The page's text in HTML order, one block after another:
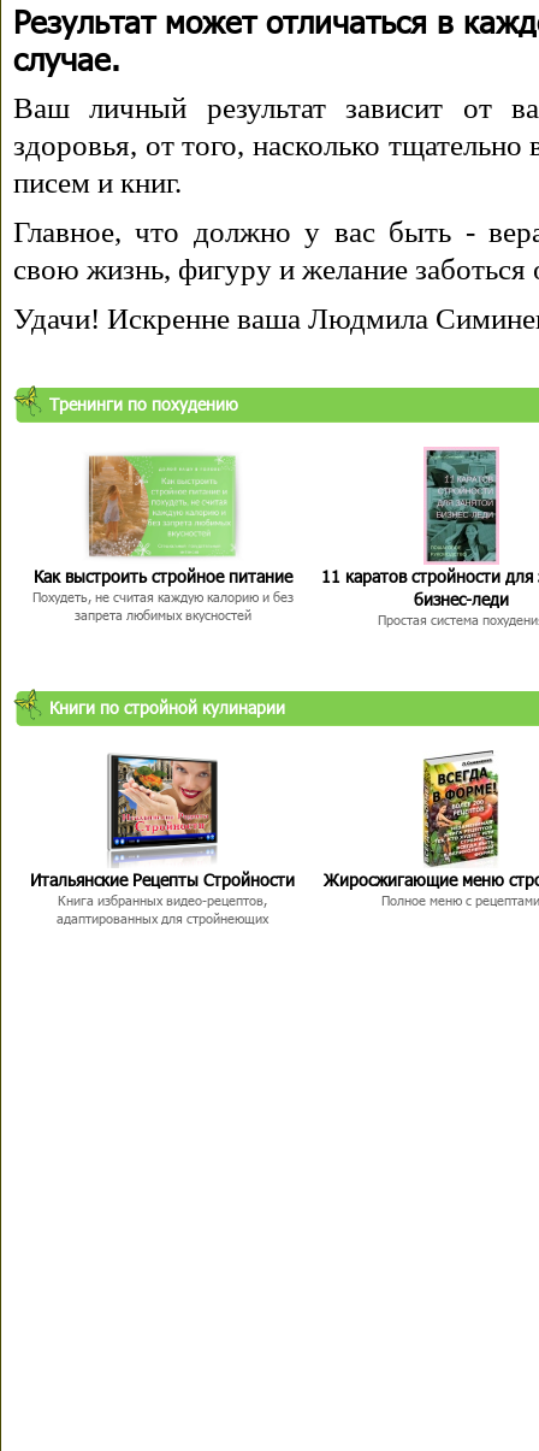
Результат может отличаться в
случае.
Ваш личный результат зависит от
здоровья, от того, насколько
писем и книг.
Главное, что должно у вас быть -
свою жизнь, фигуру и желание заботься
Удачи! Искренне ваша Людмила
Тренинги по похудению
Как выстроить стройное питание
Похудеть, не считая каждую калорию и без
запрета любимых вкусностей
11 каратов стройности для
бизнес-леди
Простая система
Книги по стройной кулинарии
Итальянские Рецепты Стройности
Книга избранных видео-рецептов,
адаптированных для стройнеющих
Жиросжигающие меню
Полное меню с рецептами